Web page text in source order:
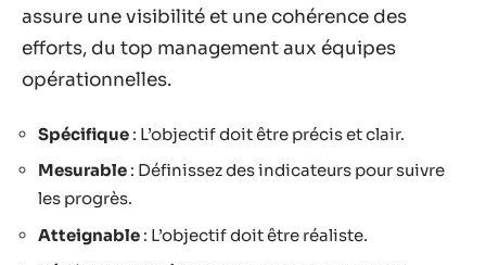
assure une visibilité et une cohérence des
efforts, du top management aux équipes
opérationnelles.
Spécifique : L’objectif doit être précis et clair.
Mesurable : Définissez des indicateurs pour suivre
les progrès.
Atteignable : L’objectif doit être réaliste.